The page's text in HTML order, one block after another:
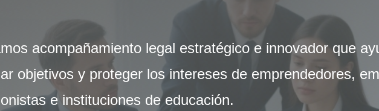
acompañamiento legal estratégico e innovador que
objetivos y proteger los intereses de emprendedores,
e instituciones de educación.